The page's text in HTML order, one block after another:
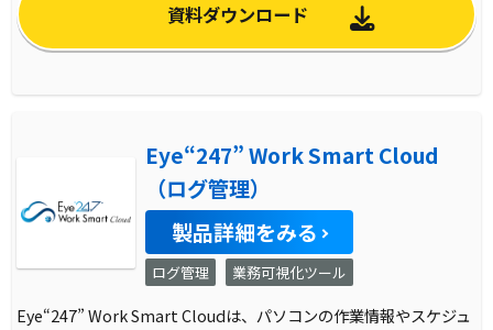
資料ダウンロード
Eye“247” Work Smart Cloud
（ログ管理）
製品詳細をみる
ログ管理 業務可視化ツール
Eye“247” Work Smart Cloudは、パソコンの作業情報やスケジュ